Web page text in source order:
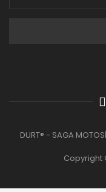
DURT® - SAGA
Copyright